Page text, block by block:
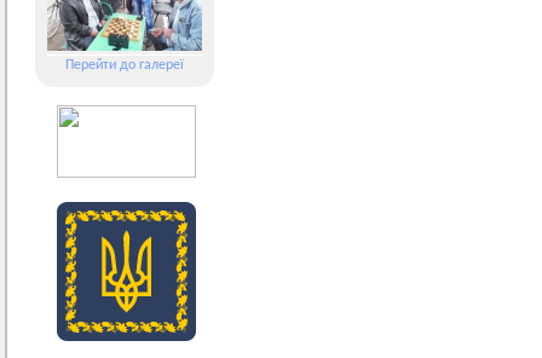
Перейти до галереї